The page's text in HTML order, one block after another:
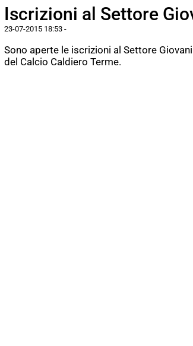
Iscrizioni al Settore
23-07-2015 18:53 -
Sono aperte le iscrizioni al Settore
del Calcio Caldiero Terme.